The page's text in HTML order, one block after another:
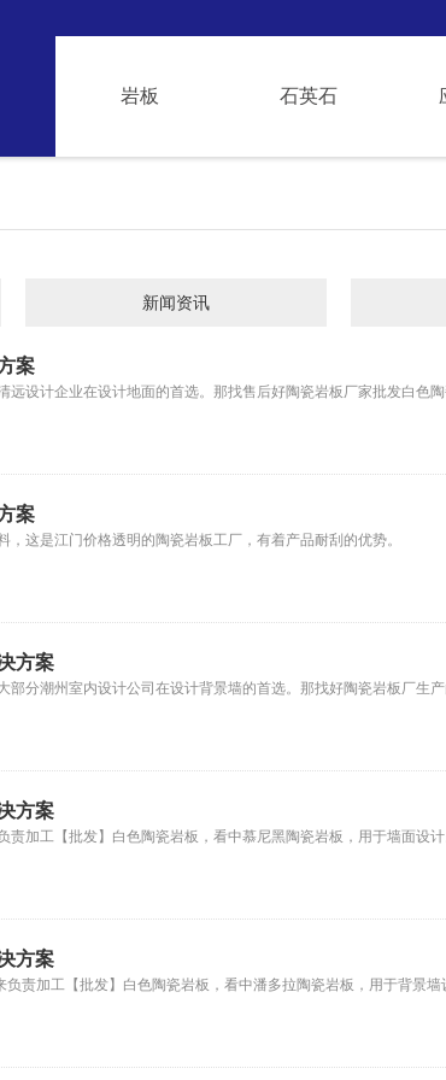
岩板 石英石
新闻资讯
案
设计企业在设计地面的首选。那找售后好陶瓷岩板厂家批发白色
案
这是江门价格透明的陶瓷岩板工厂，有着产品耐刮的优势。
方案
分潮州室内设计公司在设计背景墙的首选。那找好陶瓷岩板厂生
方案
加工【批发】白色陶瓷岩板，看中慕尼黑陶瓷岩板，用于墙面设计
方案
责加工【批发】白色陶瓷岩板，看中潘多拉陶瓷岩板，用于背景墙